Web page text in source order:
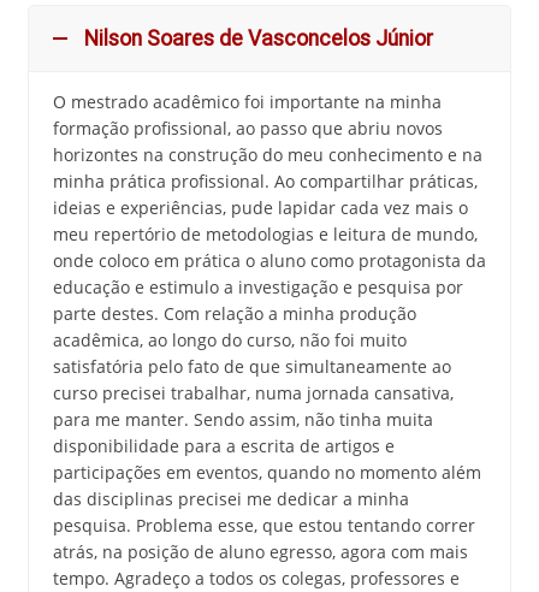
Nilson Soares de Vasconcelos Júnior
O mestrado acadêmico foi importante na minha
formação profissional, ao passo que abriu novos
horizontes na construção do meu conhecimento e na
minha prática profissional. Ao compartilhar práticas,
ideias e experiências, pude lapidar cada vez mais o
meu repertório de metodologias e leitura de mundo,
onde coloco em prática o aluno como protagonista da
educação e estimulo a investigação e pesquisa por
parte destes. Com relação a minha produção
acadêmica, ao longo do curso, não foi muito
satisfatória pelo fato de que simultaneamente ao
curso precisei trabalhar, numa jornada cansativa,
para me manter. Sendo assim, não tinha muita
disponibilidade para a escrita de artigos e
participações em eventos, quando no momento além
das disciplinas precisei me dedicar a minha
pesquisa. Problema esse, que estou tentando correr
atrás, na posição de aluno egresso, agora com mais
tempo. Agradeço a todos os colegas, professores e